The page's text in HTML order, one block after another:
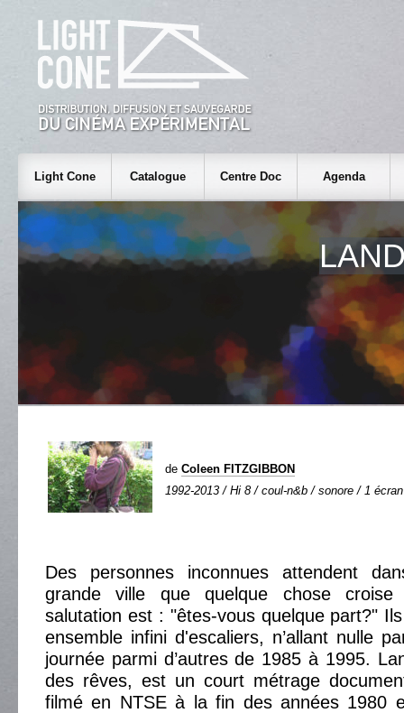
Light Cone Catalogue Centre Doc Agenda
de Coleen FITZGIBBON
1992-2013 / Hi 8 / coul-n&b / sonore / 1
Des personnes inconnues attendent
grande ville que quelque chose
salutation est : "êtes-vous quelque part?"
ensemble infini d'escaliers, n’allant nulle
journée parmi d’autres de 1985 à 1995.
des rêves, est un court métrage
filmé en NTSE à la fin des années 1980